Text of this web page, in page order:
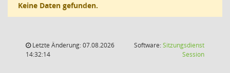
Keine Daten gefunden.
Letzte Änderung: 07.08.2026
14:32:14
Software:Sitzungsdienst
Session(Wird in